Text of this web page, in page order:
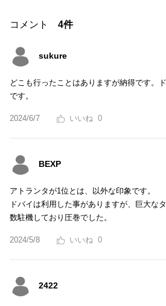
コメント 4件
sukure
どこも行ったことはありますが納得です。
です。
2024/6/7 0
BEXP
アトランタが1位とは、以外な印象です。
ドバイは利用した事がありますが、巨大な
数駐機しており圧巻でした。
2024/5/8 0
2422